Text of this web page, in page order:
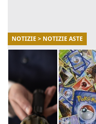
NOTIZIE > NOTIZIE ASTE
Aste online gli
folli sborsate
In questo articolo
ambiti e quali sono
storia delle aste. [...]